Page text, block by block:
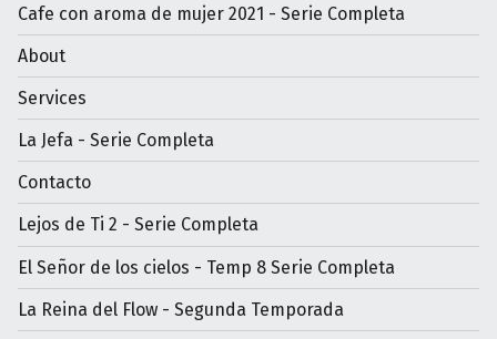
Cafe con aroma de mujer 2021 - Serie Completa
About
Services
La Jefa - Serie Completa
Contacto
Lejos de Ti 2 - Serie Completa
El Señor de los cielos - Temp 8 Serie Completa
La Reina del Flow - Segunda Temporada